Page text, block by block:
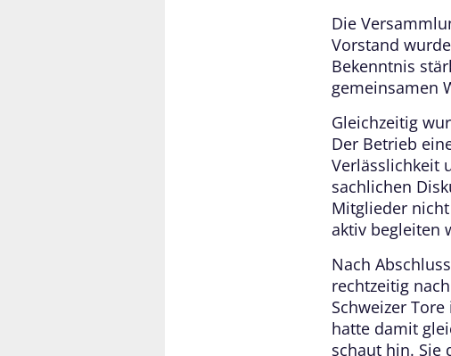
Die
Vorstand
Bekenntnis
gemeinsamen
Gleichzeitig
Der Betrieb
Verlässlichkeit
sachlichen
Mitglieder
aktiv begleiten
Nach
rechtzeitig
Schweizer
hatte damit
schaut hin. Sie